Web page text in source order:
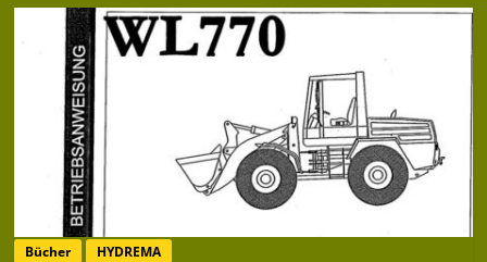
Bücher HYDREMA